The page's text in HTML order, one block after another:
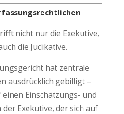
nicht nur die Exekutive,
die Judikative.
hat zentrale
ausdrücklich gebilligt –
Einschätzungs- und
Exekutive, der sich auf